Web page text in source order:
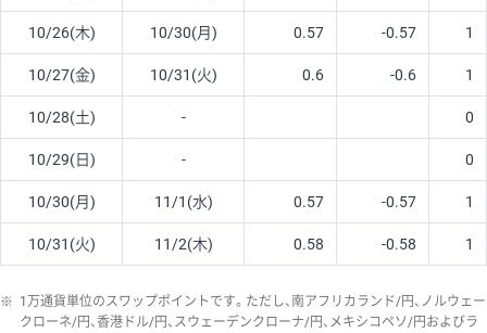
10/26(木) 10/30(月) 0.57 -0.57 1
10/27(金) 10/31(火) 0.6 -0.6 1
10/28(土) - 0
10/29(日) - 0
10/30(月) 11/1(水) 0.57 -0.57 1
10/31(火) 11/2(木) 0.58 -0.58 1
※ 1万通貨単位のスワップポイントです。ただし、南アフリカランド/円、ノルウェー
クローネ/円、香港ドル/円、スウェーデンクローナ/円、メキシコペソ/円およびラ